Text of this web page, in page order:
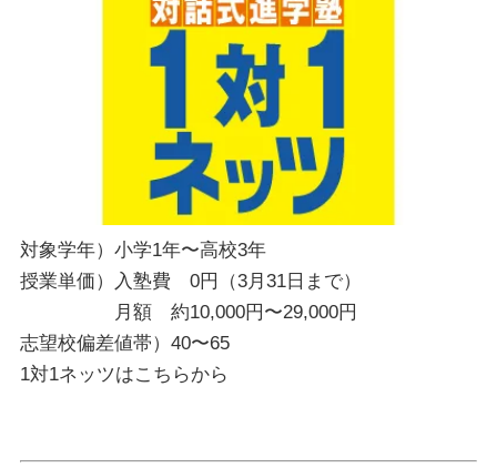
対象学年）小学1年〜高校3年
授業単価）入塾費 0円（3月31日まで）
月額 約10,000円〜29,000円
志望校偏差値帯）40〜65
1対1ネッツはこちらから